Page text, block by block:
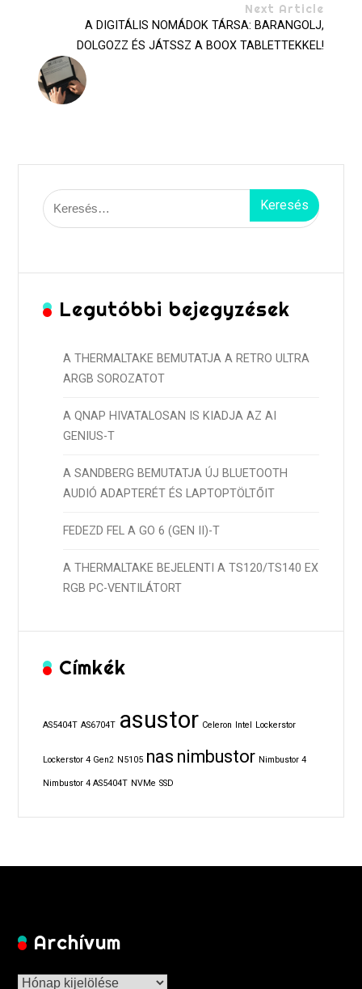
Next Article
A DIGITÁLIS NOMÁDOK TÁRSA: BARANGOLJ,
DOLGOZZ ÉS JÁTSSZ A BOOX TABLETTEKKEL!
Keresés:
Legutóbbi bejegyzések
A THERMALTAKE BEMUTATJA A RETRO ULTRA
ARGB SOROZATOT
A QNAP HIVATALOSAN IS KIADJA AZ AI
GENIUS-T
A SANDBERG BEMUTATJA ÚJ BLUETOOTH
AUDIÓ ADAPTERÉT ÉS LAPTOPTÖLTŐIT
FEDEZD FEL A GO 6 (GEN II)-T
A THERMALTAKE BEJELENTI A TS120/TS140 EX
RGB PC-VENTILÁTORT
Címkék
AS5404T AS6704T asustor Celeron Intel Lockerstor
Lockerstor 4 Gen2 N5105 nas nimbustor Nimbustor 4
Nimbustor 4 AS5404T NVMe SSD
Archívum
Archívum